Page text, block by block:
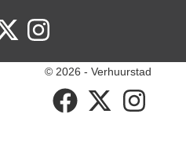
twitter
© 2026 - Verhuurstad
facebooktwitter instagram